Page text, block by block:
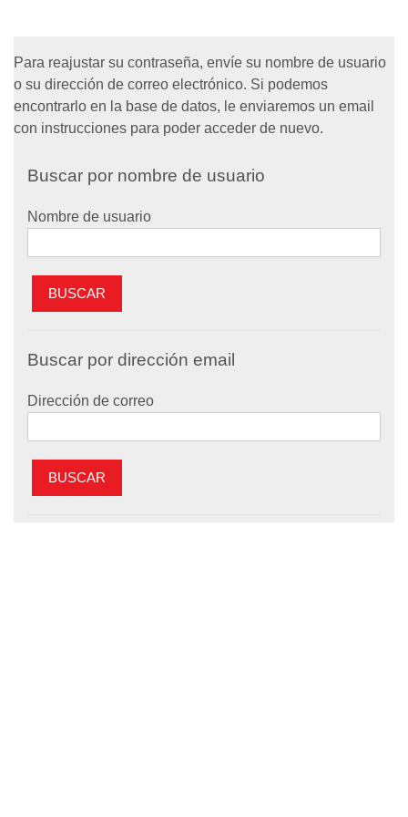
Para reajustar su contraseña, envíe su nombre de usuario
o su dirección de correo electrónico. Si podemos
encontrarlo en la base de datos, le enviaremos un email
con instrucciones para poder acceder de nuevo.
Buscar por nombre de usuario
Nombre de usuario
Buscar por dirección email
Dirección de correo